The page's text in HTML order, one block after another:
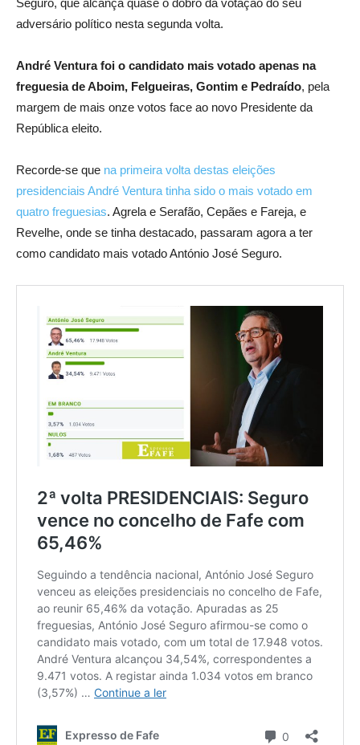
adversário político nesta segunda volta.
André Ventura foi o candidato mais votado apenas na
freguesia de Aboim, Felgueiras, Gontim e Pedraído, pela
margem de mais onze votos face ao novo Presidente da
República eleito.
Recorde-se que na primeira volta destas eleições
presidenciais André Ventura tinha sido o mais votado em
quatro freguesias. Agrela e Serafão, Cepães e Fareja, e
Revelhe, onde se tinha destacado, passaram agora a ter
como candidato mais votado António José Seguro.